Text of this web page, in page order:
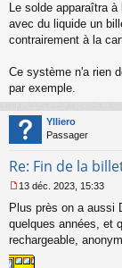
e
s
s
e
n
o
n
l
u
Le solde apparaîtra
avec du liquide un
contrairement à la
Ce système n'a rien
par exemple.
Ylliero
Passager
Re: Fin de la
e
s
s
g
13 déc. 2023, 15:33
Plus près on a aussi
quelques années, et
rechargeable,